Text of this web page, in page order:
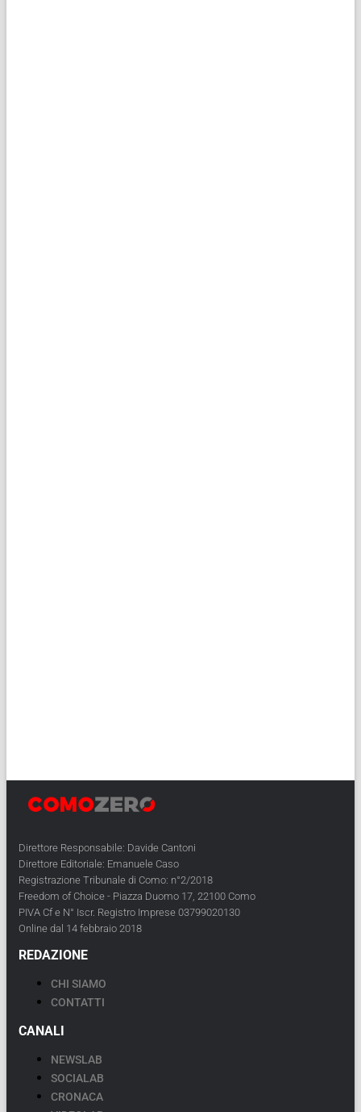
Direttore Responsabile: Davide Cantoni
Direttore Editoriale: Emanuele Caso
Registrazione Tribunale di Como: n°2/2018
Freedom of Choice - Piazza Duomo 17, 22100 Como
PIVA Cf e N° Iscr. Registro Imprese 03799020130
Online dal 14 febbraio 2018
REDAZIONE
CHI SIAMO
CONTATTI
CANALI
NEWSLAB
SOCIALAB
CRONACA